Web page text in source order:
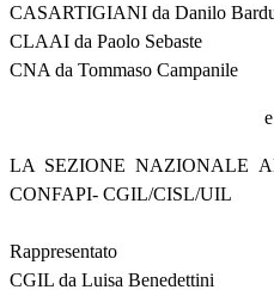
CASARTIGIANI da Danilo
CLAAI da Paolo Sebaste
CNA da Tommaso Campanile
e
LA SEZIONE NAZIONALE
CONFAPI- CGIL/CISL/UIL
Rappresentato
CGIL da Luisa Benedettini